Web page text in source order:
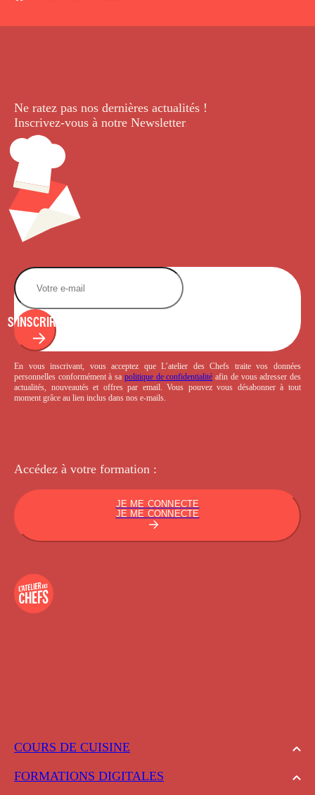
COURS DE CUISINE
FORMATIONS DIGITALES
Ne ratez pas nos dernières actualités !
Inscrivez-vous à notre Newsletter.
S'INSCRIRE
En vous inscrivant, vous acceptez que L’atelier des Chefs traite vos données
personnelles conformément à sa politique de confidentialité afin de vous adresser des
actualités, nouveautés et offres par email. Vous pouvez vous désabonner à tout
moment grâce au lien inclus dans nos e-mails.
Accédez à votre formation :
JE ME CONNECTE
JE ME CONNECTE